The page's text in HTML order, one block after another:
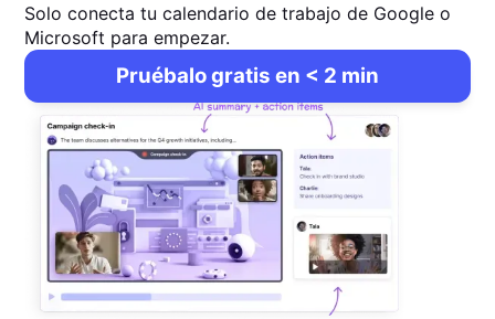
Solo conecta tu calendario de trabajo de Google o
Microsoft para empezar.
Pruébalo gratis en < 2 min